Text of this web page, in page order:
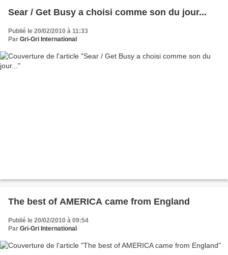
Sear / Get Busy a choisi comme son du jour...
Publié le 20/02/2010 à 11:33
Par Gri-Gri International
The best of AMERICA came from England
Publié le 20/02/2010 à 09:54
Par Gri-Gri International